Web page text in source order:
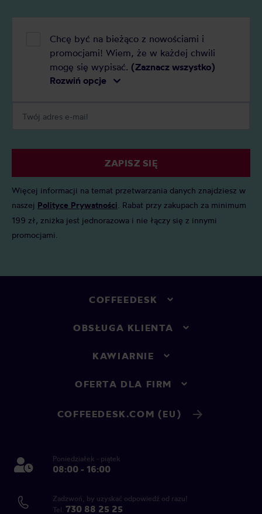
Chcę być na bieżąco z nowościami i
promocjami! Wiem, że w każdej chwili
mogę się wypisać. (Zaznacz wszystko)
Rozwiń opcje
ZAPISZ SIĘ
Więcej informacji na temat przetwarzania danych znajdziesz w
naszej Polityce Prywatności . Rabat przy zakupach za minimum
199 zł, zniżka jest jednorazowa i nie łączy się z innymi
promocjami.
COFFEEDESK
OBSŁUGA KLIENTA
KAWIARNIE
OFERTA DLA FIRM
COFFEEDESK.COM (EU)
Poniedziałek - piątek
08:00 - 16:00
Zadzwoń, by uzyskać odpowiedź od razu!
Tel. 730 88 25 25